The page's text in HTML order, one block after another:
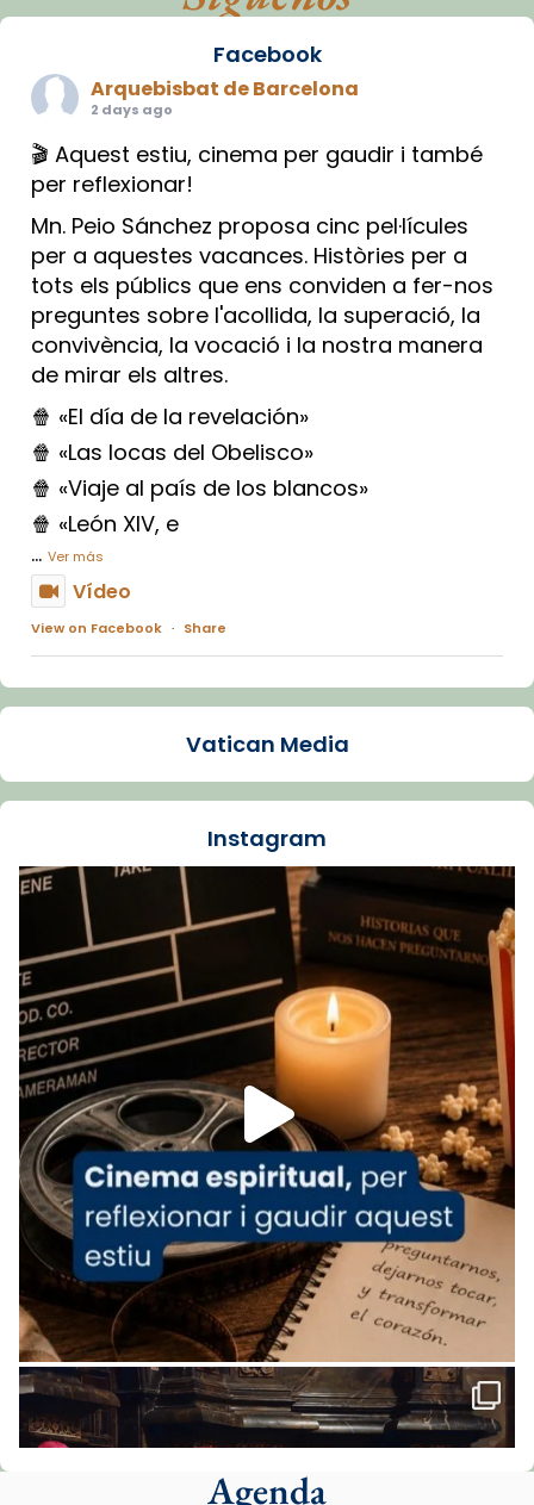
Facebook
Arquebisbat de Barcelona
2 days ago
🎬 Aquest estiu, cinema per gaudir i també
per reflexionar!
Mn. Peio Sánchez proposa cinc pel·lícules
per a aquestes vacances. Històries per a
tots els públics que ens conviden a fer-nos
preguntes sobre l'acollida, la superació, la
convivència, la vocació i la nostra manera
de mirar els altres.
🍿 «El día de la revelación»
🍿 «Las locas del Obelisco»
🍿 «Viaje al país de los blancos»
🍿 «León XIV, e
... Ver más
Vídeo
View on Facebook · Share
Arquebisbat de Barcelona
La Carmina va patir depressió. Fa gairebé
dos mesos, a l'Estadi Lluís Companys, la
Recupera l'entrevista comp
Vatican
tican News 👇
www.vaticannews.va/es/iglesia/news/2026-
07/carmina-historia-depresion-papa-viaje-
espana-testimoni...
Foto
View on Facebook · Share
Arquebisbat de Barcelona
2 weeks ago
«Avui les santes Juliana i Semproniana ens
ajuden a alçar la mirada»
Mons. Sergi Gordo, bisbe de Tortosa, ha
presidit aquest 27 de juliol la missa de Les
Santes de Mataró.
🔗tinyurl.com/cvu5jmbk
📸 J. Merino
Vatican Media
Instagram
Agenda